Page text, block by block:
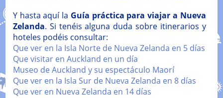
Y hasta aquí la Guía práctica para viajar a Nueva
Zelanda. Si tenéis alguna duda sobre itinerarios y
hoteles podéis consultar:
Que ver en la Isla Norte de Nueva Zelanda en 5 días
Que visitar en Auckland en un día
Museo de Auckland y su espectáculo Maorí
Que ver en la Isla Sur de Nueva Zelanda en 8 días
Que ver en Nueva Zelanda en 14 días